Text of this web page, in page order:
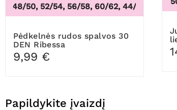
48/50, 52/54, 56/58, 60/62,44/46, 48/50,
Pėdkelnės rudos spalvos 30
DEN Ribessa
9,99 €
Juodos kelnaitės aukštu
Papildykite įvaizdį